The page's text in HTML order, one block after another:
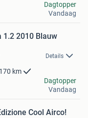
Dagtopper
Vandaag
1.2 2010 Blauw
Details
km
Dagtopper
Vandaag
Cool Airco!